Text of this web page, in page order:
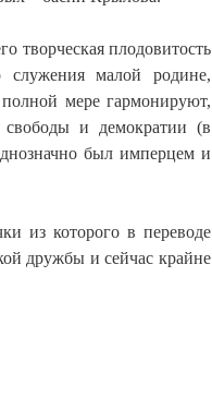
творческая плодовитость
служения малой родине,
мере гармонируют,
свободы и демократии (в
был имперцем и
из которого в переводе
дружбы и сейчас крайне